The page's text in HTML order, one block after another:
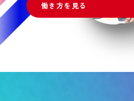
働き方を見る